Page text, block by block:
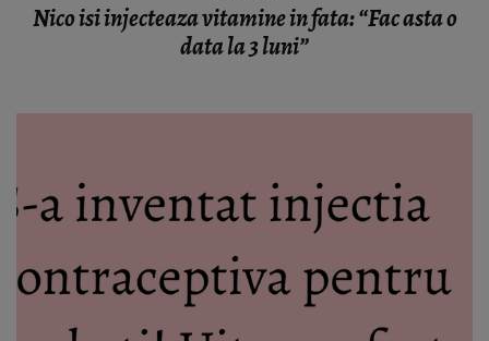
Nico isi injecteaza vitamine in fata: “Fac asta o
data la 3 luni”